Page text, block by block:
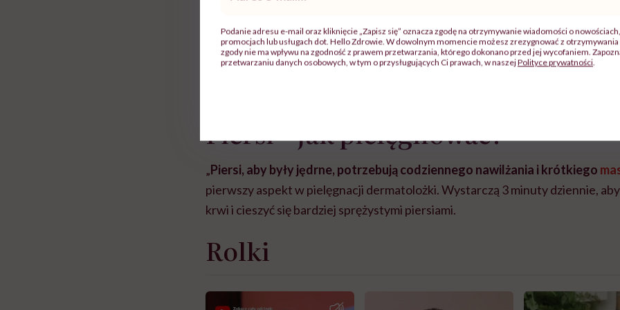
Pielęgnujemy twarz, kremujemy nogi, szorujemy pięty – a piersi?”– pytają
podpowiadają, jak najlepiej pielęgnować delikatną skórę piersi.
Piersi – jak pielęgnować?
„Piersi, aby były jędrne, potrzebują codziennego nawilżania i krótkiego
pierwszy aspekt w pielęgnacji dermatolożki. Wystarczą 3 minuty dziennie,
krwi i cieszyć się bardziej sprężystymi piersiami.
Rolki
mail*
Podanie adresu e-mail oraz kliknięcie „Zapisz się” oznacza zgodę na otrzymywanie wiadomości o
promocjach lub usługach dot. Hello Zdrowie. W dowolnym momencie możesz zrezygnować z
zgody nie ma wpływu na zgodność z prawem przetwarzania, którego dokonano przed jej wycofaniem.
przetwarzaniu danych osobowych, w tym o przysługujących Ci prawach, w naszejPolityce prywatności.